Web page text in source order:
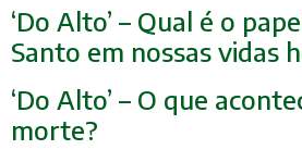
‘Do Alto’ – Qual é o
Santo em nossas vidas
‘Do Alto’ – O que
morte?